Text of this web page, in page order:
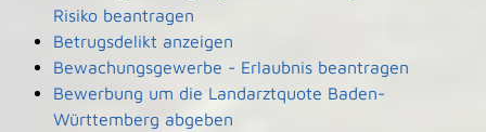
Risiko beantragen
Betrugsdelikt anzeigen
Bewachungsgewerbe - Erlaubnis beantragen
Bewerbung um die Landarztquote Baden-
Württemberg abgeben